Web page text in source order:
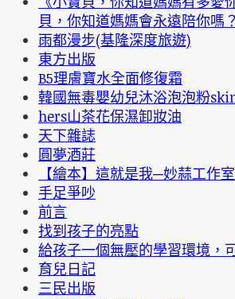
貝，你知道媽媽會永遠陪你嗎
雨都漫步(基隆深度旅遊)
東方出版
B5理膚寶水全面修復霜
韓國無毒嬰幼兒沐浴泡泡粉
hers山茶花保濕卸妝油
天下雜誌
圓夢酒莊
【繪本】這就是我─妙蒜工作室
手足爭吵
前言
找到孩子的亮點
給孩子一個無壓的學習環境，
育兒日記
三民出版